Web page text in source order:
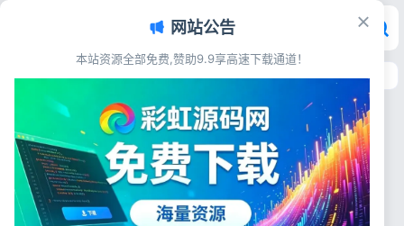
首页>标签：多用户开店
标签：多用户开店
网站公告
本站资源全部免费,赞助9.9享高速下载通道！